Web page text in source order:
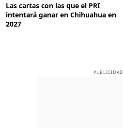
Las cartas con las que el PRI
intentará ganar en Chihuahua en
2027
PUBLICIDAD